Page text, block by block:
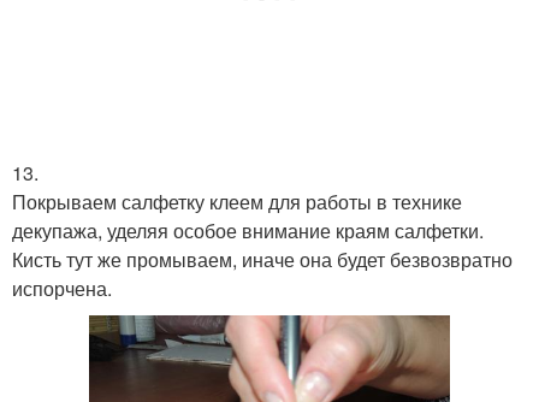
13.
Покрываем салфетку клеем для работы в технике
декупажа, уделяя особое внимание краям салфетки.
Кисть тут же промываем, иначе она будет безвозвратно
испорчена.